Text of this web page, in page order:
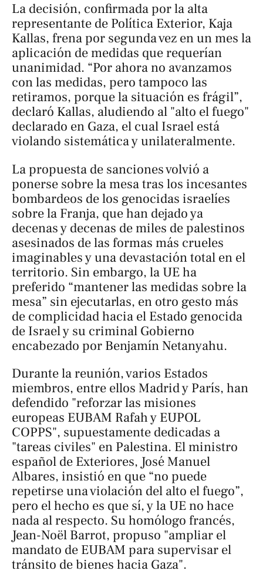
La decisión, confirmada por la alta
representante de Política Exterior, Kaja
Kallas, frena por segunda vez en un mes la
aplicación de medidas que requerían
unanimidad. “Por ahora no avanzamos
con las medidas, pero tampoco las
retiramos, porque la situación es frágil”,
declaró Kallas, aludiendo al "alto el fuego"
declarado en Gaza, el cual Israel está
violando sistemática y unilateralmente.
La propuesta de sanciones volvió a
ponerse sobre la mesa tras los incesantes
bombardeos de los genocidas israelíes
sobre la Franja, que han dejado ya
decenas y decenas de miles de palestinos
asesinados de las formas más crueles
imaginables y una devastación total en el
territorio. Sin embargo, la UE ha
preferido “mantener las medidas sobre la
mesa” sin ejecutarlas, en otro gesto más
de complicidad hacia el Estado genocida
de Israel y su criminal Gobierno
encabezado por Benjamín Netanyahu.
Durante la reunión, varios Estados
miembros, entre ellos Madrid y París, han
defendido "reforzar las misiones
europeas EUBAM Rafah y EUPOL
COPPS", supuestamente dedicadas a
"tareas civiles" en Palestina. El ministro
español de Exteriores, José Manuel
Albares, insistió en que “no puede
repetirse una violación del alto el fuego”,
pero el hecho es que sí, y la UE no hace
nada al respecto. Su homólogo francés,
Jean-Noël Barrot, propuso "ampliar el
mandato de EUBAM para supervisar el
tránsito de bienes hacia Gaza".